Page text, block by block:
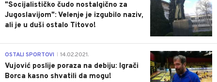
"Socijalističko čudo nostalgično za
Jugoslavijom": Velenje je izgubilo naziv,
ali je u duši ostalo Titovo!
1
OSTALI SPORTOVI 14.02.2021.
Vujović poslije poraza na debiju: Igrači
Borca kasno shvatili da mogu!